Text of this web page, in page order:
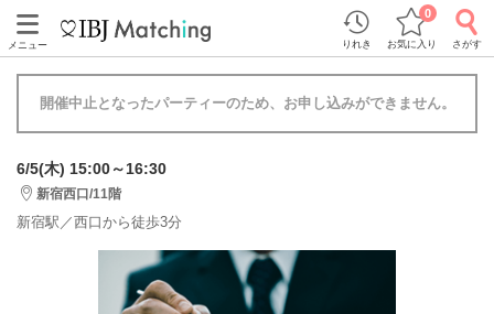
メニュー りれき お気に入り
0
さがす
開催中止となったパーティーのため、お申し込みができません。
6/5(木) 15:00～16:30
新宿西口/11階
新宿駅／西口から徒歩3分